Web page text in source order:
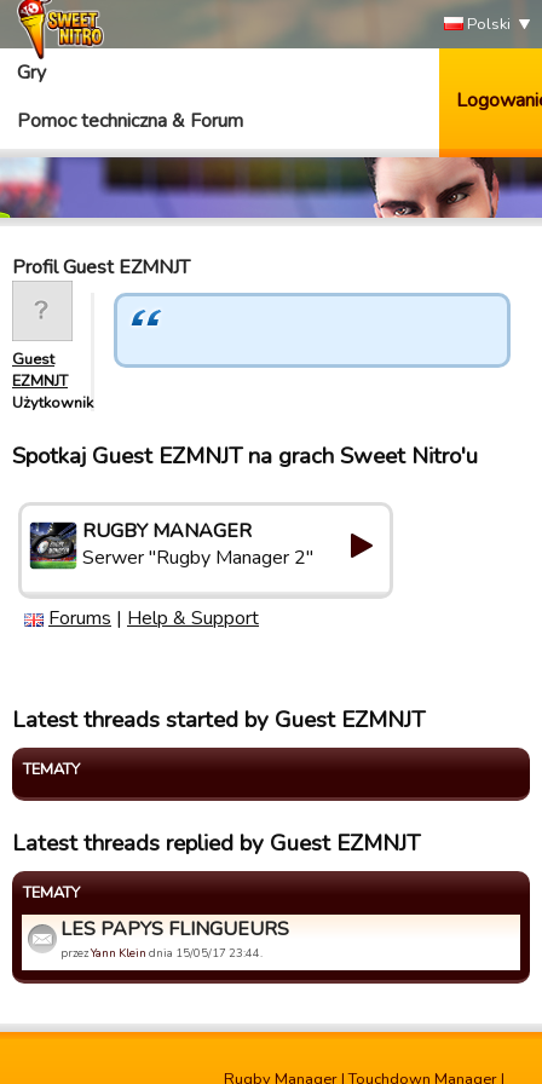
Polski
Gry
Pomoc techniczna & Forum
Profil Guest EZMNJT
Guest
EZMNJT
Użytkownik
Spotkaj Guest EZMNJT na grach Sweet Nitro'u
RUGBY MANAGER
Serwer "Rugby Manager 2"
Forums | Help & Support
Latest threads started by Guest EZMNJT
TEMATY
Latest threads replied by Guest EZMNJT
TEMATY
LES PAPYS FLINGUEURS
przezYann Klein dnia 15/05/17 23:44.
Rugby Manager |Touchdown Manager |